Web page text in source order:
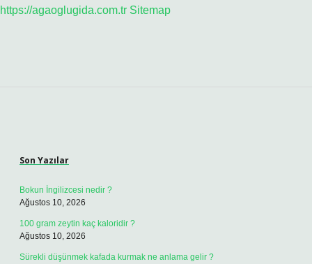
https://agaoglugida.com.tr Sitemap
Son Yazılar
Bokun İngilizcesi nedir ?
Ağustos 10, 2026
100 gram zeytin kaç kaloridir ?
Ağustos 10, 2026
Sürekli düşünmek kafada kurmak ne anlama gelir ?